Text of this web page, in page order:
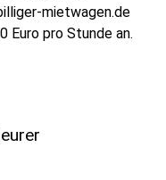
mietwagen.de
Euro pro Stunde an.